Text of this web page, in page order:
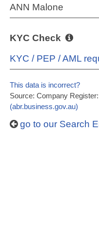
ANN Malone
KYC Check
KYC / PEP / AML
This data is incorrect?
Source: Company Register:
(abr.business.gov.au)
go to our Search